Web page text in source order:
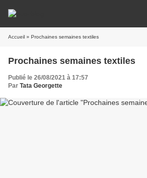
Accueil » Prochaines semaines textiles
Prochaines semaines textiles
Publié le 26/08/2021 à 17:57
Par Tata Georgette